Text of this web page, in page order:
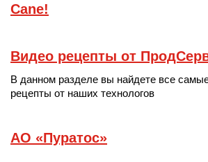
Cane!
Видео рецепты от
В данном разделе вы найдете все
рецепты от наших технологов
АО «Пуратос»